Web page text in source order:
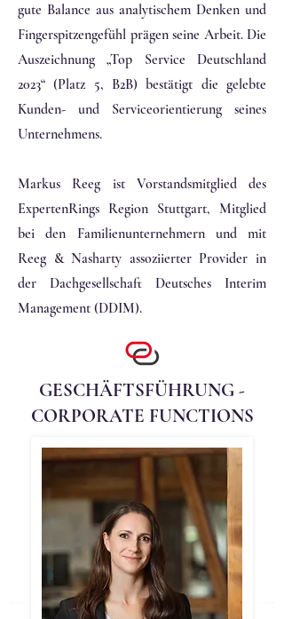
gute Balance aus analytischem Denken und
Fingerspitzengefühl prägen seine Arbeit. Die
Auszeichnung „Top Service Deutschland
2023“ (Platz 5, B2B) bestätigt die gelebte
Kunden- und Serviceorientierung seines
Unternehmens.
Markus Reeg ist Vorstandsmitglied des
ExpertenRings Region Stuttgart, Mitglied
bei den Familienunternehmern und mit
Reeg & Nasharty assoziierter Provider in
der Dachgesellschaft Deutsches Interim
Management (DDIM).
GESCHÄFTSFÜHRUNG -
CORPORATE FUNCTIONS